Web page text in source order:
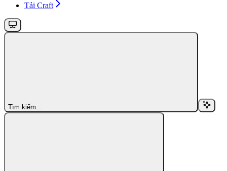
Tải Craft
Tìm kiếm...